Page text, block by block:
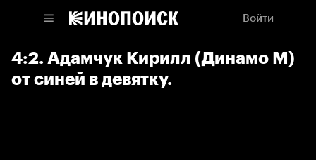
Войти
4:2. Адамчук Кирилл (Динамо М)
от синей в девятку.